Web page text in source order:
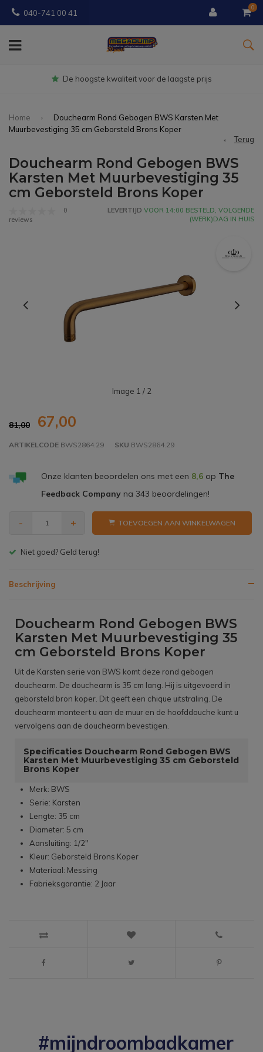
040-741 00 41
0
Gratis bezorgd vanaf €
Home
Douchearm Rond Gebogen BWS Karsten Met
Muurbevestiging 35 cm Geborsteld Brons Koper
Terug
Douchearm Rond Gebogen BWS
Karsten Met Muurbevestiging 35
cm Geborsteld Brons Koper
0
reviews
LEVERTIJD VOOR 14:00 BESTELD, VOLGENDE
(WERK)DAG IN HUIS
Image 1 / 2
81,00 67,00
ARTIKELCODE BWS2864.29 SKU BWS2864.29
Onze klanten beoordelen ons met een 8,6op The
Feedback Companyna 343 beoordelingen!
- + TOEVOEGEN AAN WINKELWAGEN
terug!
Beschrijving
Douchearm Rond Gebogen BWS
Karsten Met Muurbevestiging 35
cm Geborsteld Brons Koper
Uit de Karsten serie van BWS komt deze rond gebogen
douchearm. De douchearm is 35 cm lang. Hij is uitgevoerd in
geborsteld bron koper. Dit geeft een chique uitstraling. De
douchearm monteert u aan de muur en de hoofddouche kunt u
vervolgens aan de douchearm bevestigen.
Specificaties Douchearm Rond Gebogen BWS
Karsten Met Muurbevestiging 35 cm Geborsteld
Brons Koper
Merk: BWS
Serie: Karsten
Lengte: 35 cm
Diameter: 5 cm
Aansluiting: 1/2"
Kleur: Geborsteld Brons Koper
Materiaal: Messing
Fabrieksgarantie: 2 Jaar
#mijndroombadkamer